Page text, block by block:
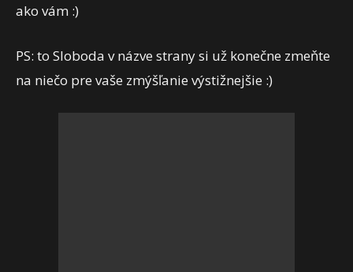
ako vám :)
PS: to Sloboda v názve strany si už konečne zmeňte
na niečo pre vaše zmýšľanie výstižnejšie :)